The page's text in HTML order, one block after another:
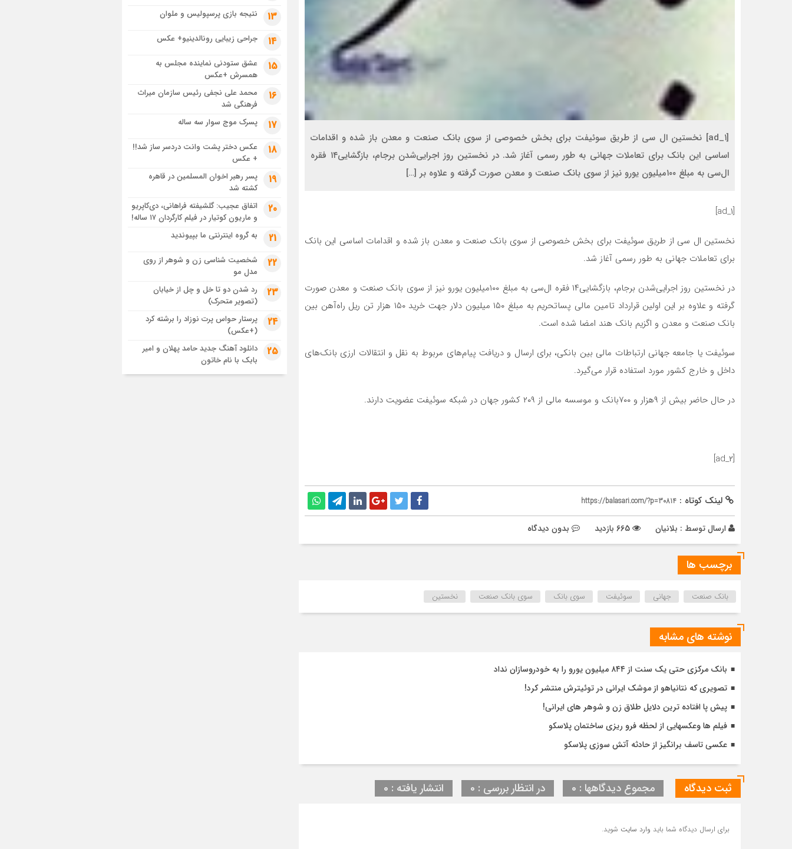
[ad_۱] نخستین ال سی از طریق سوئیفت برای بخش خصوصی از سوی بانک صنعت و معدن باز شده و اقدامات
اساسی این بانک برای تعاملات جهانی به طور رسمی آغاز شد. در نخستین روز اجرایی‌شدن برجام، بازگشایی۱۴ فقره
ال‌سی به مبلغ ۱۰۰میلیون یورو نیز از سوی بانک صنعت و معدن صورت گرفته و علاوه بر […]
[ad_۱]
نخستین ال سی از طریق سوئیفت برای بخش خصوصی از سوی بانک صنعت و معدن باز شده و اقدامات اساسی این بانک
برای تعاملات جهانی به طور رسمی آغاز شد.
در نخستین روز اجرایی‌شدن برجام، بازگشایی۱۴ فقره ال‌سی به مبلغ ۱۰۰میلیون یورو نیز از سوی بانک صنعت و معدن صورت
گرفته و علاوه بر این اولین قرارداد تامین مالی پساتحریم به مبلغ ۱۵۰ میلیون دلار جهت خرید ۱۵۰ هزار تن ریل راه‌آهن بین
بانک صنعت و معدن و اگزیم بانک هند امضا شده است.
سوئیفت یا جامعه جهانی ارتباطات مالی بین بانکی، برای ارسال و دریافت پیام‌های مربوط به نقل و انتقالات ارزی بانک‌های
داخل و خارج کشور مورد استفاده قرار می‌گیرد.
در حال حاضر بیش از ۹هزار و ۷۰۰بانک و موسسه مالی از ۲۰۹ کشور جهان در شبکه سوئیفت عضویت دارند.
[ad_۲]
لینک کوتاه : https://balasari.com/?p=30814
ارسال توسط : بلانیان بدون دیدگاه
برچسب ها
بانک صنعت جهانی سوئیفت سوی بانک سوی بانک صنعت نخستین
نوشته های مشابه
بانک مرکزی حتی یک سنت از ۸۴۴ میلیون یورو را به خودروسازان نداد
تصویری که نتانیاهو از موشک ایرانی در توئیترش منتشر کرد!
پیش پا افتاده ترین دلایل طلاق زن و شوهر های ایرانی!
فیلم ها وعکسهایی از لحظه فرو ریزی ساختمان پلاسکو
عکسی تاسف برانگیز از حادثه آتش سوزی پلاسکو
ثبت دیدگاه مجموع دیدگاهها : 0 در انتظار بررسی : 0 انتشار یافته : 0
برای ارسال دیدگاه شما باید وارد سایت شوید.
13 نتیجه بازی پرسپولیس و ملوان
14 جراحی زیبایی رونالدینیو+ عکس
15
عشق ستودنی نماینده مجلس به
همسرش +عکس
16
محمد علی نجفی رئیس سازمان میراث
فرهنگی شد
17 پسرک موج سوار سه ساله
18
عکس دختر پشت وانت دردسر ساز شد!!
+ عکس
19
پسر رهبر اخوان المسلمین در قاهره
کشته شد
20
اتفاق عجیب: گلشیفته فراهانی، دی‌کاپریو
و ماریون کوتیار در فیلم کارگردان ۱۷ ساله!
21 به گروه اینترنتی ما بپیوندید
22
شخصیت شناسی زن و شوهر از روی
مدل مو
23
رد شدن دو تا خل و چل از خیابان
(تصویر متحرک)
24
پرستار حواس پرت نوزاد را برشته کرد
(+عکس)
25
دانلود آهنگ جدید حامد پهلان و امیر
بابک با نام خاتون